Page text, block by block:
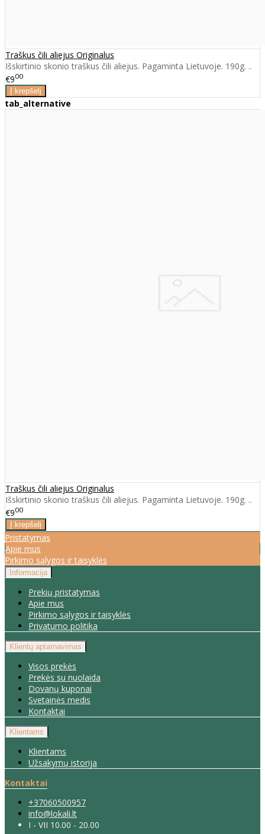
Traškus čili aliejus Originalus
Išskirtinio skonio traškus čili aliejus. Pagaminta Lietuvoje. 190g. ..
€900
tab_alternative
Traškus čili aliejus Originalus
Išskirtinio skonio traškus čili aliejus. Pagaminta Lietuvoje. 190g. ..
€900
Pristatymas
Apie mus
Pirkimo sąlygos ir taisyklės
Informacija
Prekių pristatymas
Apie mus
Pirkimo sąlygos ir taisyklės
Privatumo politika
Klientų aptarnavimas
Visos prekės
Prekės su nuolaida
Dovanų kuponai
Svetainės medis
Kontaktai
Klientams
Klientams
Užsakymų istorija
Kontaktai
+37060500957
info@lokali.lt
I - VII 10.00 - 20.00